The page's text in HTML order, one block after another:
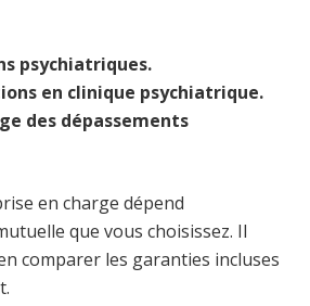
psychiatriques.
en clinique psychiatrique.
des dépassements
en charge dépend
que vous choisissez. Il
comparer les garanties incluses